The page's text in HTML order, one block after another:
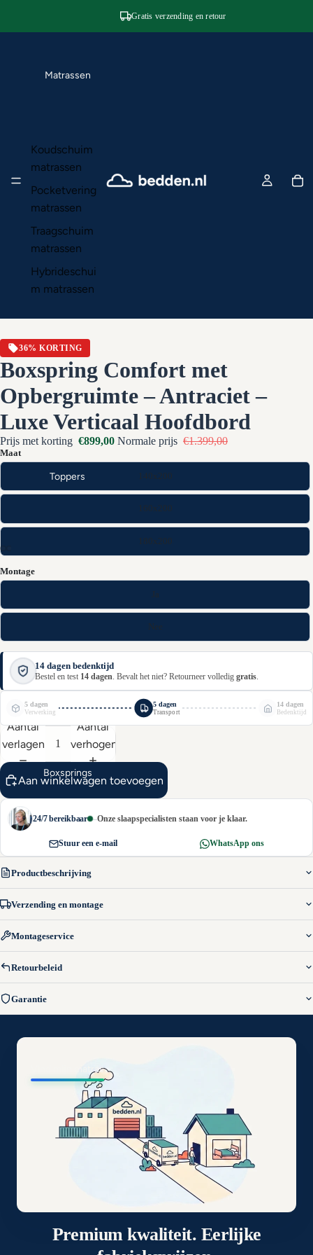
Gratis verzending en retour
90 nachten proefslapen
Matrassen
Koudschuim
matrassen
Pocketvering
matrassen
Traagschuim
matrassen
Hybrideschui
m matrassen
Toppers
Boxsprings
Vind mijn matras
36% KORTING
Boxspring Comfort met
Opbergruimte – Antraciet –
Luxe Verticaal Hoofdbord
Prijs met korting €899,00 Normale prijs €1.399,00
Maat
140x200
160x200
180x200
Montage
Ja
Nee
14 dagen bedenktijd
Bestel en test 14 dagen . Bevalt het niet? Retourneer volledig gratis
5 dagen
Verwerking
5 dagen
Transport
14 dagen
Bedenktijd
Aantal
verlagen
Aantal
verhogen
Aan winkelwagen toevoegen
24/7 bereikbaar –Onze slaapspecialisten staan voor je klaar.
Stuur een e-mail WhatsApp ons
Productbeschrijving
Verzending en montage
Montageservice
Retourbeleid
Garantie
Premium kwaliteit. Eerlijke